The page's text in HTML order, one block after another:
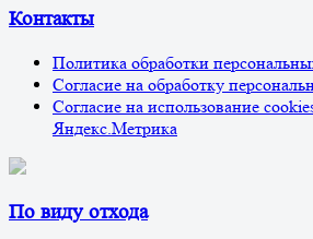
Контакты
Политика обработки
Согласие на обработку
Согласие на использование
Яндекс.Метрика
По виду отхода